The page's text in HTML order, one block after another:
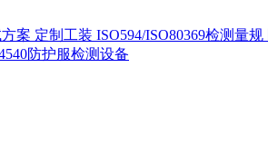
案 定制工装 ISO594/ISO80369检测量规
防护服检测设备